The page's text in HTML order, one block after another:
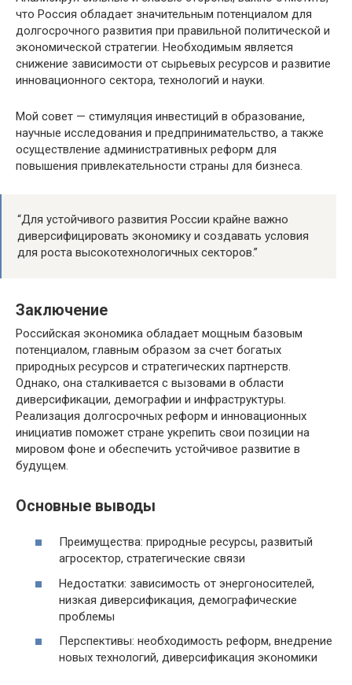
что Россия обладает значительным потенциалом для
долгосрочного развития при правильной политической и
экономической стратегии. Необходимым является
снижение зависимости от сырьевых ресурсов и развитие
инновационного сектора, технологий и науки.
Мой совет — стимуляция инвестиций в образование,
научные исследования и предпринимательство, а также
осуществление административных реформ для
повышения привлекательности страны для бизнеса.
“Для устойчивого развития России крайне важно
диверсифицировать экономику и создавать условия
для роста высокотехнологичных секторов.”
Заключение
Российская экономика обладает мощным базовым
потенциалом, главным образом за счет богатых
природных ресурсов и стратегических партнерств.
Однако, она сталкивается с вызовами в области
диверсификации, демографии и инфраструктуры.
Реализация долгосрочных реформ и инновационных
инициатив поможет стране укрепить свои позиции на
мировом фоне и обеспечить устойчивое развитие в
будущем.
Основные выводы
Преимущества: природные ресурсы, развитый
агросектор, стратегические связи
Недостатки: зависимость от энергоносителей,
низкая диверсификация, демографические
проблемы
Перспективы: необходимость реформ, внедрение
новых технологий, диверсификация экономики